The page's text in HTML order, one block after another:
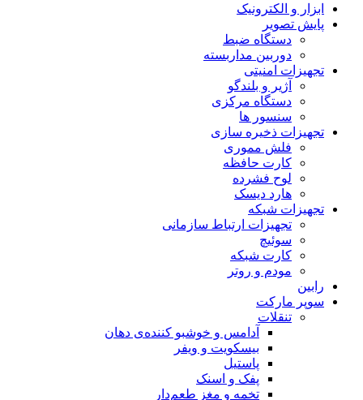
ابزار و الکترونیک
پایش تصویر
دستگاه ضبط
دوربین مداربسته
تجهیزات امنیتی
آژیر و بلندگو
دستگاه مرکزی
سنسور ها
تجهیزات ذخیره سازی
فلش مموری
کارت حافظه
لوح فشرده
هارد دیسک
تجهیزات شبکه
تجهیزات ارتباط سازمانی
سوئیچ
کارت شبکه
مودم و روتر
رابین
سوپر مارکت
تنقلات
آدامس و خوشبو کننده‌ی دهان
بیسکویت و ویفر
پاستیل
پفک و اسنک
تخمه و مغز طعم‌دار